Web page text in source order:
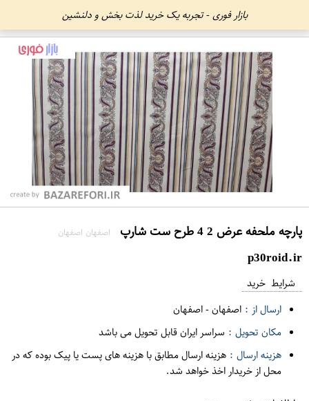
بازار فوری - تجربه یک خرید لذت بخش و دلنشین
پارچه ملحفه عرض 2 4 طرح ست شارپ اصفهان اصفهان
p30roid.ir
شرایط خرید
ارسال از : اصفهان-اصفهان
مکان تحویل : سراسر ایران قابل تحویل می باشد
هزینه ارسال : هزینه ارسال مطابق با هزینه های پست یا پیک بوده که در
محل از خریدار اخذ خواهد شد.